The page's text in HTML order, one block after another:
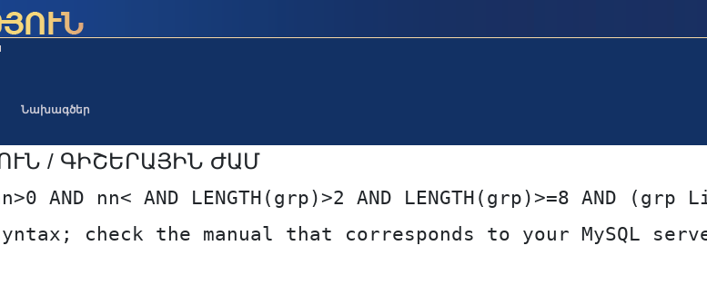
Նախագծեր
/ ԳԻՇԵՐԱՅԻՆ ԺԱՄ
AND nn< AND LENGTH(grp)>2 AND LENGTH(grp)>=8